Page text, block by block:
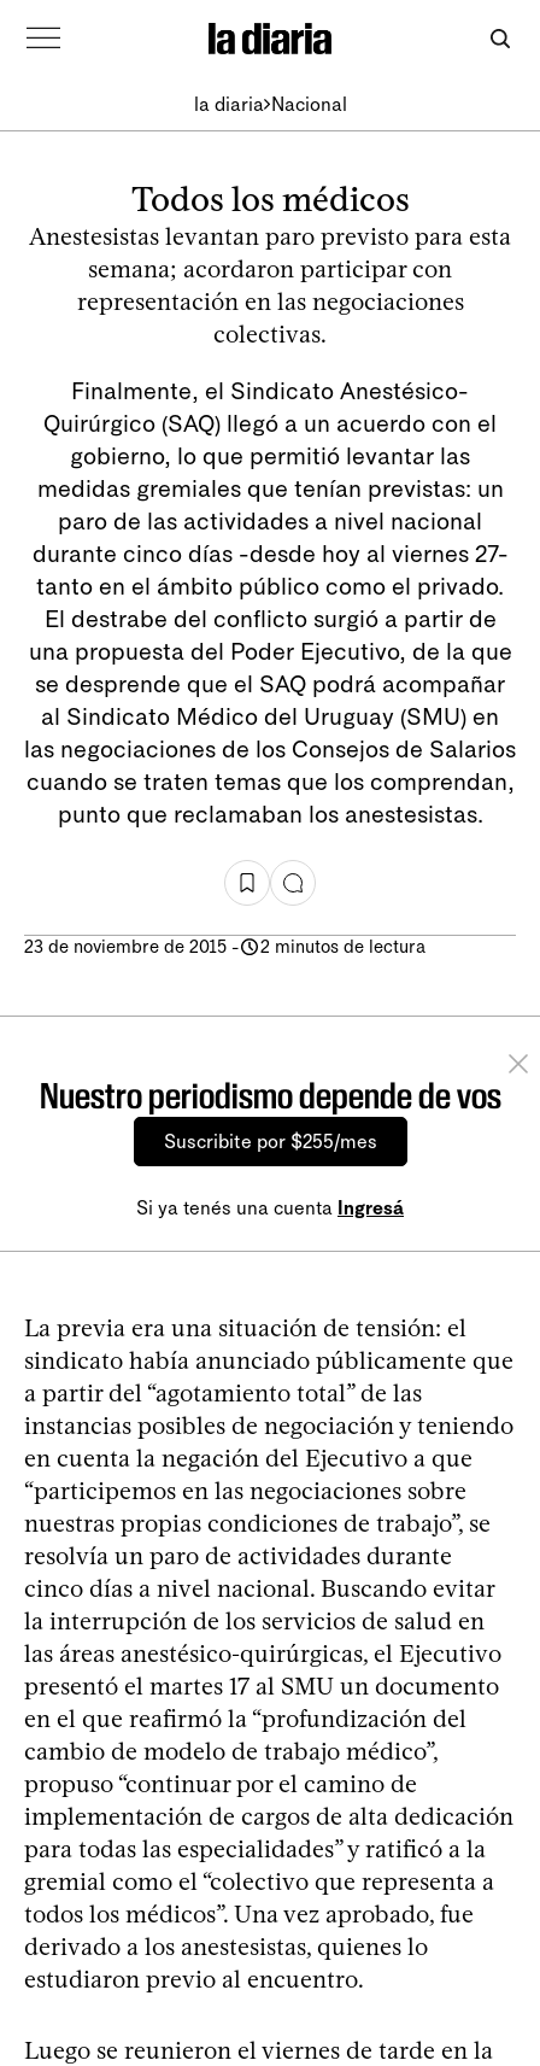
la diaria Nacional
Todos los médicos
Anestesistas levantan paro previsto para esta
semana; acordaron participar con
representación en las negociaciones
colectivas.
Finalmente, el Sindicato Anestésico-
Quirúrgico (SAQ) llegó a un acuerdo con el
gobierno, lo que permitió levantar las
medidas gremiales que tenían previstas: un
paro de las actividades a nivel nacional
durante cinco días -desde hoy al viernes 27-
tanto en el ámbito público como el privado.
El destrabe del conflicto surgió a partir de
una propuesta del Poder Ejecutivo, de la que
se desprende que el SAQ podrá acompañar
al Sindicato Médico del Uruguay (SMU) en
las negociaciones de los Consejos de Salarios
cuando se traten temas que los comprendan,
punto que reclamaban los anestesistas.
23 de noviembre de 2015 - 2 minutos de lectura
Nuestro periodismo depende de vos
Suscribite por $255/mes
Si ya tenés una cuenta Ingresá
La previa era una situación de tensión: el
sindicato había anunciado públicamente que
a partir del “agotamiento total” de las
instancias posibles de negociación y teniendo
en cuenta la negación del Ejecutivo a que
“participemos en las negociaciones sobre
nuestras propias condiciones de trabajo”, se
resolvía un paro de actividades durante
cinco días a nivel nacional. Buscando evitar
la interrupción de los servicios de salud en
las áreas anestésico-quirúrgicas, el Ejecutivo
presentó el martes 17 al SMU un documento
en el que reafirmó la “profundización del
cambio de modelo de trabajo médico”,
propuso “continuar por el camino de
implementación de cargos de alta dedicación
para todas las especialidades” y ratificó a la
gremial como el “colectivo que representa a
todos los médicos”. Una vez aprobado, fue
derivado a los anestesistas, quienes lo
estudiaron previo al encuentro.
Luego se reunieron el viernes de tarde en la